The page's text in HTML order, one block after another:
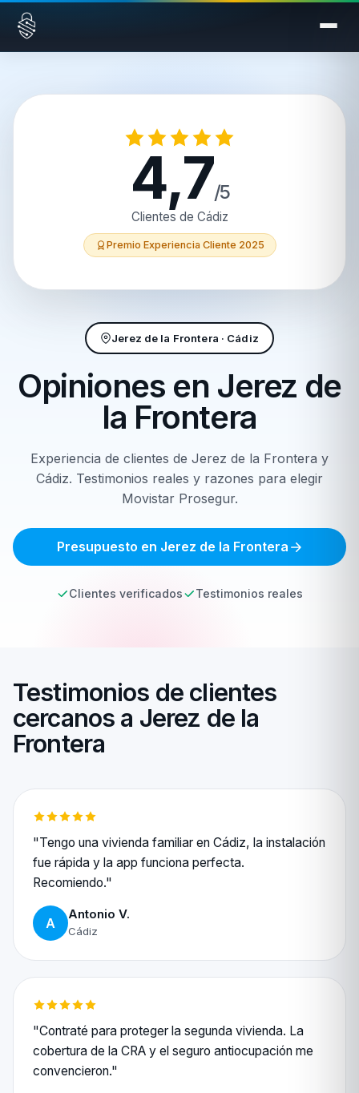
Saltar al contenido
Jerez de la Frontera · Cádiz
Opiniones en Jerez de
la Frontera
Experiencia de clientes de Jerez de la Frontera y
Cádiz. Testimonios reales y razones para elegir
Movistar Prosegur.
Presupuesto en Jerez de la Frontera
Clientes verificados Testimonios reales
4,7/5
Clientes de Cádiz
Premio Experiencia Cliente 2025
Testimonios de clientes
cercanos a Jerez de la
Frontera
"Tengo una vivienda familiar en Cádiz, la instalación
fue rápida y la app funciona perfecta.
Recomiendo."
A
Antonio V.
Cádiz
"Contraté para proteger la segunda vivienda. La
cobertura de la CRA y el seguro antiocupación me
convencieron."